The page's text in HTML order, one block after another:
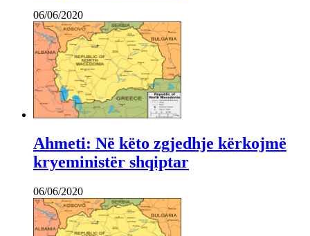
06/06/2020
Ahmeti: Në këto zgjedhje kërkojmë
kryeministër shqiptar
06/06/2020